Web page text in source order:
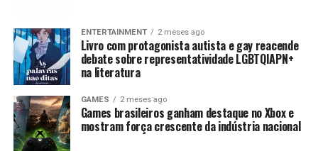
ENTERTAINMENT 2 meses ago
Livro com protagonista autista e gay reacende
debate sobre representatividade LGBTQIAPN+
na literatura
GAMES 2 meses ago
Games brasileiros ganham destaque no Xbox e
mostram força crescente da indústria nacional